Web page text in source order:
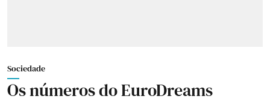
Sociedade
Os números do EuroDreams